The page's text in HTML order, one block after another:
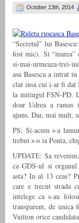
October 13th, 2014
“Secretul” lui
fost mic). Si “marea”
si-mai-urmeaza-trei-
asa Basescu a intrat
clar insa cui i-ar fi dat
la mitingul FSN-PD.
doar Udrea a ramas
ajuns. Dar, mai mult,
PS: Si-acum s-a
trebui s-o ia Ponta,
UPDATE: Sa
ca GDS-ul si
asta? In al 13 ceas?
care e trecut
intelege ca s-au
transparent, de unica
Vuitton orice